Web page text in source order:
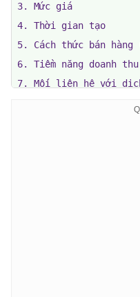
3. Mức giá
4. Thời gian tạo
5. Cách thức bán
6. Tiềm năng doanh
7. Mối liên hệ với